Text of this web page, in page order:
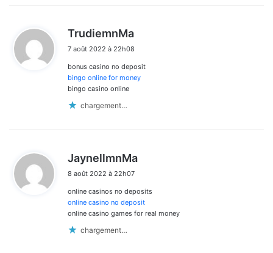
TrudiemnMa
:
7 août 2022 à 22h08
bonus casino no deposit
bingo online for money
bingo casino online
chargement…
JaynellmnMa
:
8 août 2022 à 22h07
online casinos no deposits
online casino no deposit
online casino games for real money
chargement…